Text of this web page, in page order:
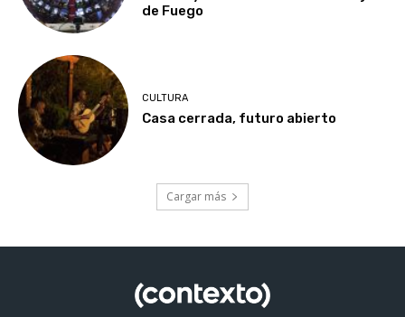
de Fuego
CULTURA
Casa cerrada, futuro abierto
Cargar más